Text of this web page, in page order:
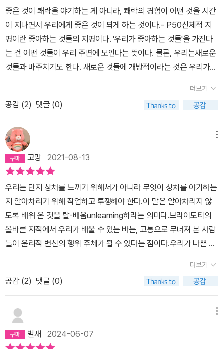
을 선사하는 결말은 퀴어를 ‘좋아’ 보이게 하고, 독자를 퀴어로 만들려
는 시도로 읽힐 수 있었기 때문이다(이는 ‘행복’이 무언가를 좋아 보
이게 하고 그렇게 만들려는 시도임을 노골적으로 드러내는 것이기도
하다). 저자는 무엇보다 이런 행과 불행을 문자 그대로, 즉 윤리적 명
령으로 읽는 직역주의에 저항할 것을 주문한다. 행복과 불행이 좋은
복한 것과 좋은 것의 필연적 일치, 나아가 좋은 것 자체의 도덕적 투명
성은 그 무엇보다 의심해 봐야 할 대상이다. 그런 맥락에서 아메드는
‘행복한 퀴어’ 같은 형상에 희망을 거는 입장들을 비판한다. 행복한 퀴
어를 진작할 때 이 세계의 불행을 보지 못할 수 있기 때문. 아메드는
그보다 중요한 것은 불행한 퀴어들을 포괄하는 것이라 말한다. 퀴어
로 살기로 한 사람들에게 이 세계의 인정이란 아슬아슬한 조건부에
불과하다. 즉, 스트레이트한 방식으로 행복을 찾아야 인정받고 올바
른 퀴어가 될 수 있다. 행복한 퀴어란 예의를 갖추고 식탁에 제대로 앉
을 줄 아는 퀴어를 의미하는 것으로(<더 월 2>의 인공수정을 통해 가
정을 일구려는 샤론 스톤 커플이 한 예다) 이런 구도에서 퀴어는 영원
히 남의 집을 찾은 예의 바른 손님이 될 수밖에 없다. 아메드는 행복한
이성애 형태들과 가까워지지 않으면서, 즉 퀴어에게는 “불의”에 해당
로서의 혁명가가 이 세상에 대해 갖는 이질적 느낌과 긍정심리학에서
명 의식은 세상과 맞지 않는다는 느낌이다. 세상 전체와 싸우는 것 같
고, 세상도 당신에게서 등을 돌린 것처럼 느껴진다. 이는 긍정 심리학
에서 말하는 몰입감과는 정반대의 느낌, 스트레스를 받는 느낌, 긴장
이라고 여겼다. 사람을 한마디로 정의하면 안 되는 거지만 대체로 그
렇다고 여겼다. 그러나 알다시피 우리는 한 가지 면만 갖고 행동하지
않는다. 같은 행동이라도 보는 각도에 따라 다를 수 있다. 내가 '정서
이방인'으로 행동한 순간들을 떠올리면 그건 단순히 수동적,이라는
단어에 집어넣을 수 있는 것들이 아니었다. 내가 불행하다고 느꼈던
항상 아래를 향하고 있다고, 아주 불만이라고, 여겼던 것 들이 실은 자
원이 될 수 있다는 사실을 이렇게나 뒤늦게 알아차리는 거, 이거야말
로 '행복'이겠지.ㅋㅋ 그런데 '어쩌면' 나는 이미 알고 있었는지도 몰
라. 우등생이 되고 싶었지만 방법을 몰라서 못했던 때처럼 자원을 어
떻게 활용해야 하는지를 몰랐을 뿐일지도. 남들과 비교해 내 삶이 보
잘것 없고 '실패'했다고 생각하다가, 아니다, 그런 게 어딨어, 정해진
기준은 없고 세상에 '성공'한 사람만 잘사는 건 아니다, 따라서 나는
실패한 게 아니야, 그냥 내 삶을 살고 있는 거지, 하고 생각의 전환을
이루었으나, 곧 이건 '합리화'가 아닌가 싶어 나를 의심하기를 반복했
는데, 이젠 정말 그러지 말아야 한다고 책을 덮으며 또 생각했다. 세상
의 모든 기존 관념의 연장선에 내 생각을 놓는다. 기존 관념을 의심하
는 시각으로 내 생각을 본다. 그거 또다른 기존 관념 아니야? '합리
책은 금물이다. 자책할 시간에 책을 한 글자 더 읽자. 도입부가 어려워
서 어렵다고 끙끙거렸다. 다시 읽으면 덜 어려울 것같은 느낌이다. 그
러나 읽으면 읽을수록 좋아서, 물론 아메드의 말을 따라 나를 생각하
면서는 슬펐지만, 그 슬픔은 좋은 슬픔이었다. 나는 이제 이 느낌을 기
좀 고통스럽지만 기분이 좋다고, 말할 수 있게 되었다. 사라 아메드 덕
좋은 것이 쾌락을 야기하는 게 아니라, 쾌락의 경험이 어떤 것을 시간
이 지나면서 우리에게 좋은 것이 되게 하는 것이다.- P50신체적 지
평이란 좋아하는 것들의 지평이다. '우리가 좋아하는 것들'을 가진다
는 건 어떤 것들이 우리 주변에 모인다는 뜻이다. 물론, 우리는새로운
것들과 마주치기도 한다. 새로운 것들에 개방적이라는 것은 우리가
흡수할지 말지는 우리가 마주친 그것을 좋아하느냐에 달려 있다. 좋
아하지 않는 것들로부터 우리는 거리를 둔다. 거리 두기를 통해 우리
는 우리 지평의 가장자리를 확립한다.- P51만약 우리가 도구적으로
좋은 것들을 행복 대상으로 생각하면, 중요한 결과가 따라온다. 행복
에 이르게 하는 것들이 좋은 것이 되거나 좋은 것으로서의 가치를 획
득하게 되는 것이다. 대상은 '행복 수단'이 된다. 또는 행복 지시자가
된다고도 할 수 있겠다. 마치 그것이 지시하는 대로 따라가면 행복을
찾을 수 있는 것처럼 말이다. 만약 우리를 행복하게해주는 수단을 제
공하는 대상이 있고, 우리가 이런 대상을 향해 있다고한다면, 우리가
목표로 하는 것은 어디 다른 곳, 즉 그 대상에 따라오리라 생각하는 행
복에 있는 것이다. 이렇게 뒤에 따라온다는 시간성은 정말로 중요하
다. 행복은 나중에 올 무엇이다. 이런 점에서 행복은 특정 대상들을 향
해 있고, 그것들은 아직 존재하지 않는 것을 가리킨다. 우리가 뭔가를
따라갈 때 목표는 행복이다. 마치 어느 지점에 다다르면 행복이란 걸
더보기
공감 (2) 댓글 (0)
고망 2021-08-13
우리는 단지 상처를 느끼기 위해서가 아니라 무엇이 상처를 야기하는
지 알아차리기 위해 작업하고 투쟁해야 한다.이 말은 알아차리지 않
도록 배워 온 것을 탈-배움unlearning하라는 의미다.브라이도티의
올바른 지적에서 우리가 배울 수 있는 바는, 고통으로 무너져 본 사람
들이 윤리적 변신의 행위 주체가 될 수 있다는 점이다.우리가 나쁜 느
까이 다가오는 것에 의해 우리가 어떻게 변용되는지 알기 위해서이
다.이 책에서 내 목적은 나쁜 느낌들이 단순히 반작용적인 것이 아니
라는 걸 살펴보는 것이었다. 나쁜 느낌들은 끝나지 않은 역사들에 대
한 창조적 반응들이다위기가 닥칠 때 우리는 '이 길이 무슨 길이
야?'라는 질문을 던져야 한다. 길이 의문에 부쳐질 때 우리는 가능성
을 인식하게 된다.우리는 어떤 삶을 살다 그 삶을 더 이상 살고 싶지
더보기
공감 (2) 댓글 (0)
벌새 2024-06-07